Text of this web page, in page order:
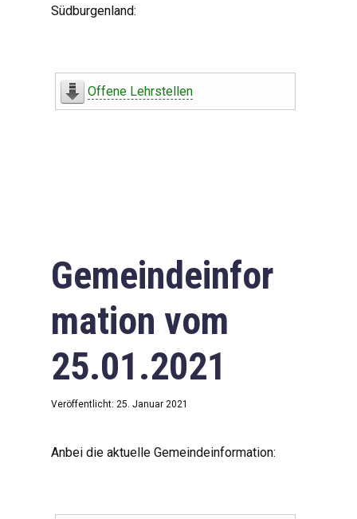
Südburgenland:
Offene Lehrstellen
Gemeindeinfor
mation vom
25.01.2021
Veröffentlicht: 25. Januar 2021
Anbei die aktuelle Gemeindeinformation: